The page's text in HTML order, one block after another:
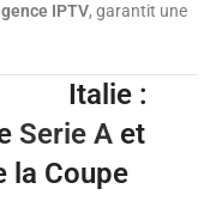
IPTV, garantit une
Italie :
Serie A et
la Coupe